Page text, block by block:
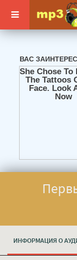
ИНФОРМАЦИЯ О